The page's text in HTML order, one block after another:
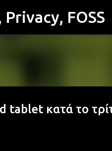
Μετάβαση στο κύριο
FOSS
κατά το